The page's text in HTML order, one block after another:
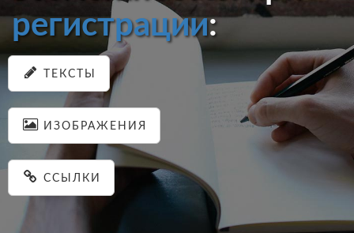
регистрации:
ТЕКСТЫ
ИЗОБРАЖЕНИЯ
ССЫЛКИ